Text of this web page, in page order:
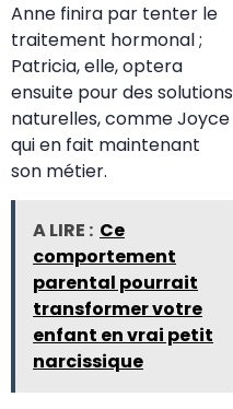
Anne finira par tenter le
traitement hormonal ;
Patricia, elle, optera
ensuite pour des solutions
naturelles, comme Joyce
qui en fait maintenant
son métier.
A LIRE : Ce
comportement
parental pourrait
transformer votre
enfant en vrai petit
narcissique